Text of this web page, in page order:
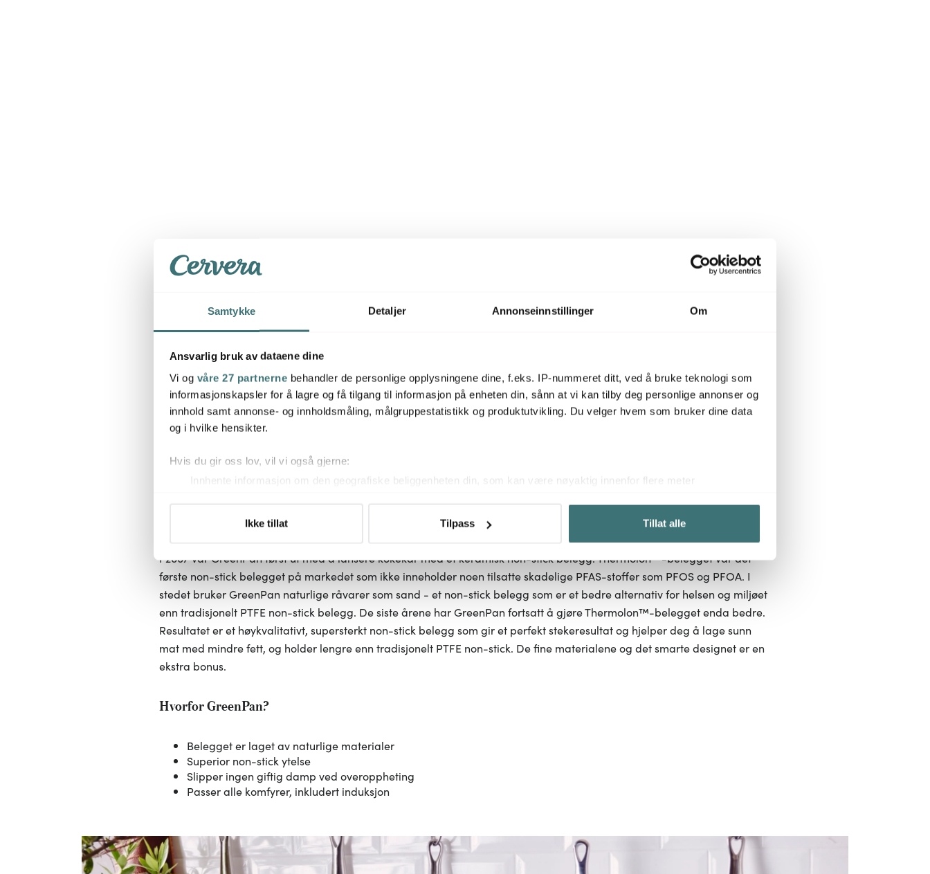
Samtykke Detaljer Annonseinnstillinger Om
Ansvarlig bruk av dataene dine
Vi og våre 27 partnerne behandler de personlige opplysningene dine, f.eks. IP-nummeret ditt, ved å bruke teknologi som
informasjonskapsler for å lagre og få tilgang til informasjon på enheten din, sånn at vi kan tilby deg personlige annonser og
innhold samt annonse- og innholdsmåling, målgruppestatistikk og produktutvikling. Du velger hvem som bruker dine data
og i hvilke hensikter.
Hvis du gir oss lov, vil vi også gjerne:
Innhente informasjon om den geografiske beliggenheten din, som kan være nøyaktig innenfor flere meter
Du kan hele tiden endre eller trekke tilbake ditt samtykke fra erklæringen om informasjonskapsler.
Vi bruker informasjonskapsler for å gi innhold og annonser et personlig preg, for å levere sosiale mediefunksjoner og for å
analysere trafikken vår. Vi deler dessuten informasjon om hvordan du bruker nettstedet vårt, med partnerne våre innen
sosiale medier, annonsering og analysearbeid, som kan kombinere den med annen informasjon du har gjort tilgjengelig for
dem, eller som de har samlet inn gjennom din bruk av tjenestene deres.
Ikke tillat Tilpass Tillat alle
I 2007 var GreenPan først ut med å lansere kokekar med et keramisk non-stick belegg. Thermolon™-belegget var det
første non-stick belegget på markedet som ikke inneholder noen tilsatte skadelige PFAS-stoffer som PFOS og PFOA. I
stedet bruker GreenPan naturlige råvarer som sand - et non-stick belegg som er et bedre alternativ for helsen og miljøet
enn tradisjonelt PTFE non-stick belegg. De siste årene har GreenPan fortsatt å gjøre Thermolon™-belegget enda bedre.
Resultatet er et høykvalitativt, supersterkt non-stick belegg som gir et perfekt stekeresultat og hjelper deg å lage sunn
mat med mindre fett, og holder lengre enn tradisjonelt PTFE non-stick. De fine materialene og det smarte designet er en
ekstra bonus.
Hvorfor GreenPan?
Belegget er laget av naturlige materialer
Superior non-stick ytelse
Slipper ingen giftig damp ved overoppheting
Passer alle komfyrer, inkludert induksjon